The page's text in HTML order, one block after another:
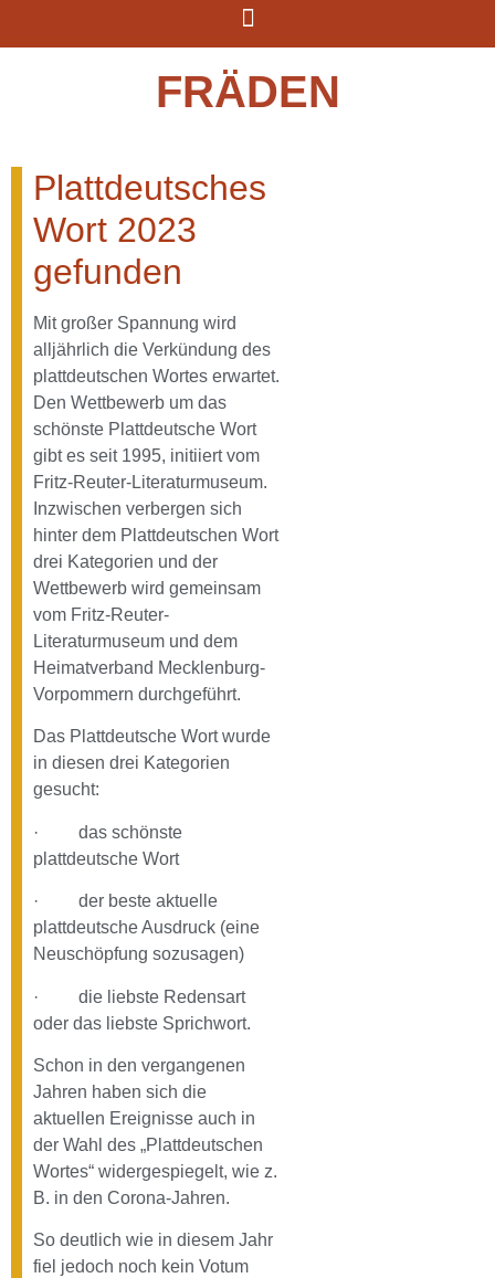
FRÄDEN
Plattdeutsches
Wort 2023
gefunden
Mit großer Spannung wird
alljährlich die Verkündung des
plattdeutschen Wortes erwartet.
Den Wettbewerb um das
schönste Plattdeutsche Wort
gibt es seit 1995, initiiert vom
Fritz-Reuter-Literaturmuseum.
Inzwischen verbergen sich
hinter dem Plattdeutschen Wort
drei Kategorien und der
Wettbewerb wird gemeinsam
vom Fritz-Reuter-
Literaturmuseum und dem
Heimatverband Mecklenburg-
Vorpommern durchgeführt.
Das Plattdeutsche Wort wurde
in diesen drei Kategorien
gesucht:
· das schönste
plattdeutsche Wort
· der beste aktuelle
plattdeutsche Ausdruck (eine
Neuschöpfung sozusagen)
· die liebste Redensart
oder das liebste Sprichwort.
Schon in den vergangenen
Jahren haben sich die
aktuellen Ereignisse auch in
der Wahl des „Plattdeutschen
Wortes“ widergespiegelt, wie z.
B. in den Corona-Jahren.
So deutlich wie in diesem Jahr
fiel jedoch noch kein Votum